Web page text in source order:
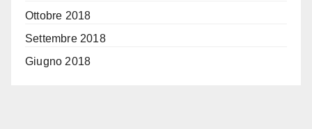
Ottobre 2018
Settembre 2018
Giugno 2018